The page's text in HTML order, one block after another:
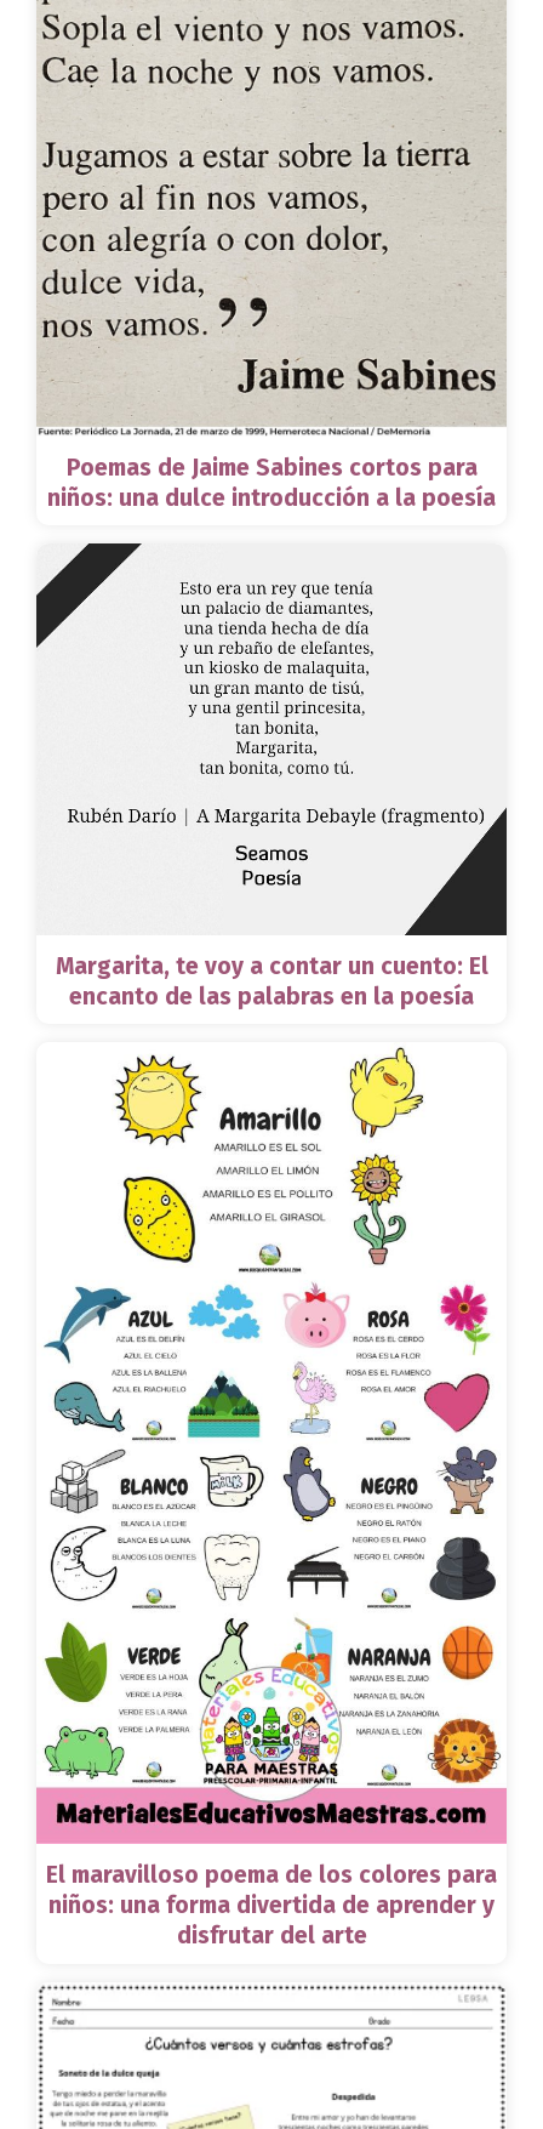
Poemas de Jaime Sabines cortos para
niños: una dulce introducción a la poesía
Margarita, te voy a contar un cuento: El
encanto de las palabras en la poesía
El maravilloso poema de los colores para
niños: una forma divertida de aprender y
disfrutar del arte